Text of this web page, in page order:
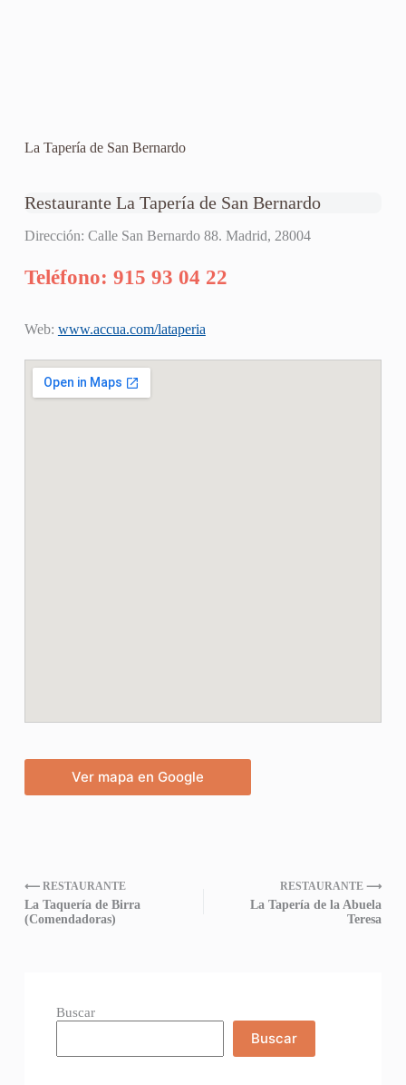
La Tapería de San Bernardo
Restaurante La Tapería de San Bernardo
Dirección: Calle San Bernardo 88. Madrid, 28004
Teléfono: 915 93 04 22
Web: www.accua.com/lataperia
Ver mapa en Google
⟵ RESTAURANTE
La Taquería de Birra
(Comendadoras)
RESTAURANTE ⟶
La Tapería de la Abuela
Teresa
Buscar
Buscar